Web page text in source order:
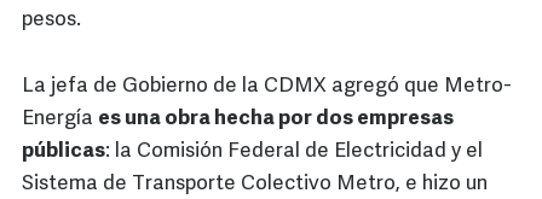
pesos.
La jefa de Gobierno de la CDMX agregó que Metro-
Energía es una obra hecha por dos empresas
públicas: la Comisión Federal de Electricidad y el
Sistema de Transporte Colectivo Metro, e hizo un